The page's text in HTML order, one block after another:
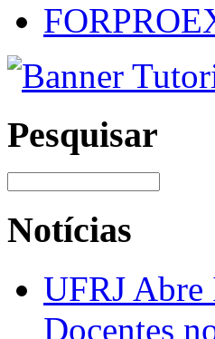
Pesquisar
Notícias
UFRJ Abre
Docentes